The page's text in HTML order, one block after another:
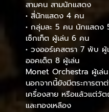
สามคน สามนักแสดง
• สี่นักแสดง 4 คน
• กลุ่มละ 5 คน นักแสดง
เซ็กเท็ต ผู้เล่น 6 คน
• วงออร์เคสตรา 7 พับ
ออคเต็ต 8 ผู้เล่น
Monet Orchestra ผู้เล่
นอกจากนี้ยังมีตระการตา
เครื่องสาย หรือแล้วแต่วั
และทองเหลือง